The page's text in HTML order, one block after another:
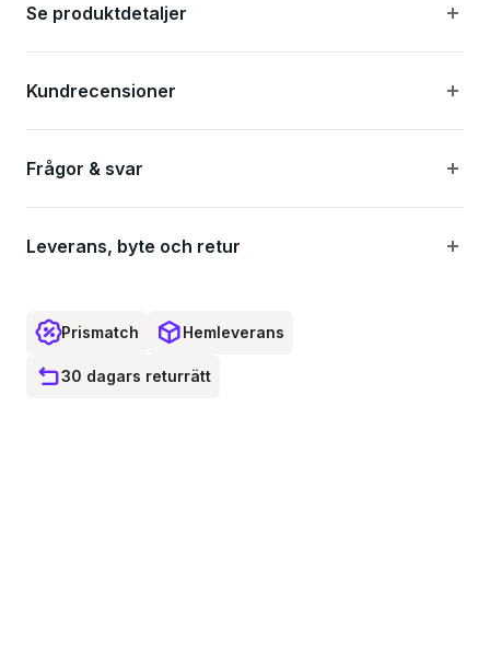
Torque: 30 Nm
Maximal hastighet: 25 km / h
Montering: Baknav
Designad för: eTour
Se produktdetaljer
Kundrecensioner
Frågor & svar
Leverans, byte och retur
Prismatch Hemleverans
30 dagars returrätt